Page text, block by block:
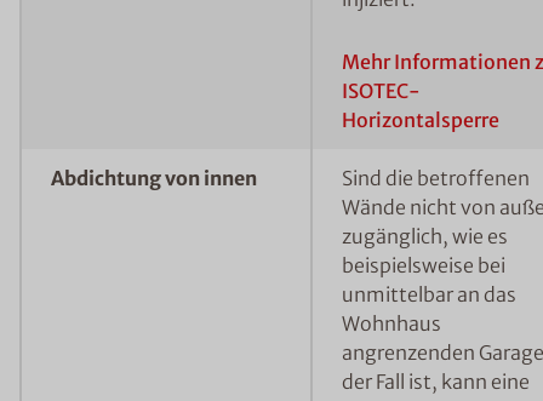
Mehr Informationen
ISOTEC-
Horizontalsperre
Abdichtung von innen
Sind die betroffenen
Wände nicht von
zugänglich, wie es
beispielsweise bei
unmittelbar an das
Wohnhaus
angrenzenden
der Fall ist, kann eine